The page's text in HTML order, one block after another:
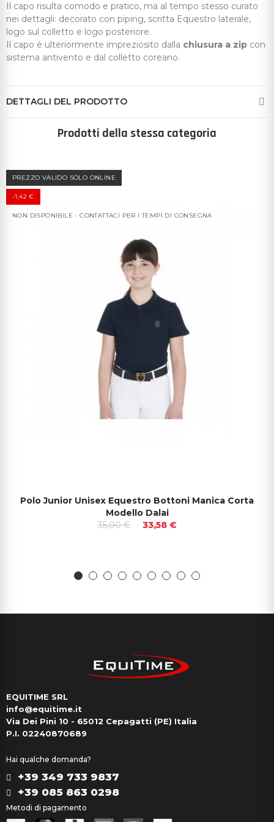
Il capo risulta comodo e pratico, ma al tempo stesso curato
nei dettagli: decorato con piping, scritta Equestro laterale,
logo sul colletto e logo posteriore.
Il capo è ulteriormente impreziosito dalla chiusura a zip con
sistema antivento e dal colletto coreano.
DETTAGLI DEL PRODOTTO
Prodotti della stessa categoria
PREZZO VALIDO SOLO ONLINE
-1,42 €
NON DISPONIBILE - CONTATTACI PER I TEMPI DI CONSEGNA
Polo Junior Unisex Equestro Bottoni Manica Corta
Modello Dalai
35,00 €
33,58 €
EQUITIME SRL
info@equitime.it
Via Dei Pini 10 - 65012 Cepagatti (PE) Italia
P.I. 02240870689
Hai qualche domanda?
+39 349 733 9837
+39 085 863 0298
Metodi di pagamento